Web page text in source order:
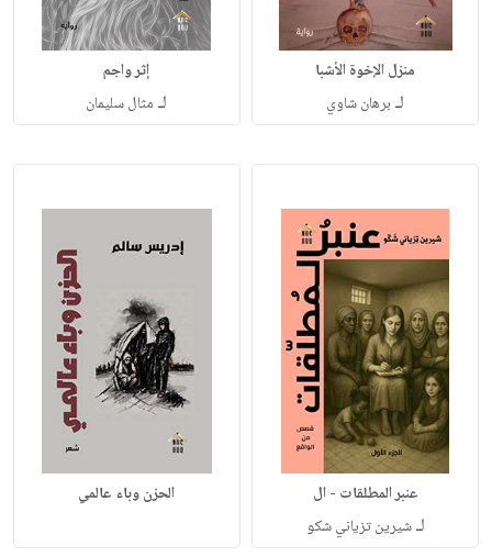
منزل الإخوة الأشبا
لـ برهان شاوي
إثر واجم
لـ مثال سليمان
عنبر المطلقات - ال
لـشيرين تزياني شكو
الحزن وباء عالمي